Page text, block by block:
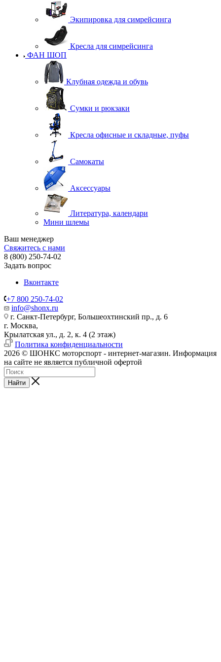
Экипировка для симрейсинга
Кресла для симрейсинга
ФАН ШОП
Клубная одежда и обувь
Сумки и рюкзаки
Кресла офисные и складные, пуфы
Самокаты
Аксессуары
Литература, календари
Мини шлемы
Ваш менеджер
Свяжитесь с нами
8 (800) 250-74-02
Задать вопрос
Вконтакте
+7 800 250-74-02
info@shonx.ru
г. Санкт-Петербург, Большеохтинский пр., д. 6
г. Москва,
Крылатская ул., д. 2, к. 4 (2 этаж)
Политика конфиденциальности
2026 © ШОНКС моторспорт - интернет-магазин. Информация
на сайте не является публичной офертой
Найти